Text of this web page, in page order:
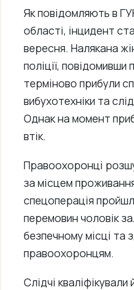
Як повідомляють в
області, інцидент
вересня. Налякана
поліції,
терміново прибули
вибухотехніки та
Однак на момент
втік.
Правоохоронці
за місцем
спецоперація
перемовин чоловік
безпечному місці та
правоохоронцям.
Слідчі кваліфікували